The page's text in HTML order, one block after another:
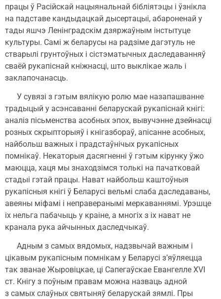
працы ў Расійскай нацыянальнай бібліятэцы і ўзнікла
на падставе кандыдацкай дысертацыі, абароненай у
тады яшчэ Ленінградскім дзяржаўным інстытуце
культуры. Самі ж беларусы на радзіме дагэтуль не
стварылі грунтоўных і сістэматычных даследаванняў
сваёй рукапіснай кніжнасці, што выклікае жаль і
заклапочанасць.
У сувязі з гэтым вялікую ролю мае назапашванне
традыцый у асэнсаванні беларускай рукапіснай кнігі:
аналіз пісьменства асобных эпох, вывучэнне дзейнасці
розных скрыпторыяў і кнігазбораў, апісанне асобных,
найбольш важных і прадстаўнічых рукапісных
помнікаў. Некаторыя дасягненні ў гэтым кірунку ўжо
маюцца, хаця мы знаходзімся толькі на пачатковай
стадыі гэтай працы. Нават найбольш каштоўныя
рукапісныя кнігі ў Беларусі вельмі слаба даследаваны,
авеяны міфамі і неправеранымі меркаваннямі. Урэшце
іх нельга пабачыць у краіне, а многіх з іх нават не
кранала рука айчынных даследчыкаў.
Адным з самых вядомых, надзвычай важным і
цікавым рукапісным помнікам у Беларусі з’яўляецца
так званае Жыровіцкае, ці Сапегаўскае Евангелле XVI
ст. Кнігу з поўным правам можна назваць адной
з самых слаўных святыняў беларускай зямлі. Пры